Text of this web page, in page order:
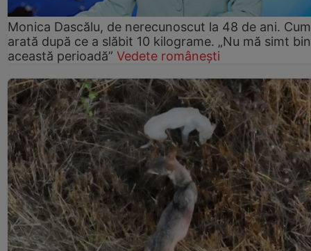
Monica Dascălu, de nerecunoscut la 48 de ani. Cum
arată după ce a slăbit 10 kilograme. „Nu mă simt
această perioadă” Vedete românești